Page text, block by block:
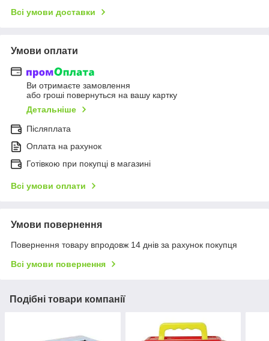
Всі умови доставки
Умови оплати
Ви отримаєте замовлення
або гроші повернуться на вашу картку
Детальніше
Післяплата
Оплата на рахунок
Готівкою при покупці в магазині
Всі умови оплати
Умови повернення
Повернення товару впродовж 14 днів за рахунок покупця
Всі умови повернення
Подібні товари компанії